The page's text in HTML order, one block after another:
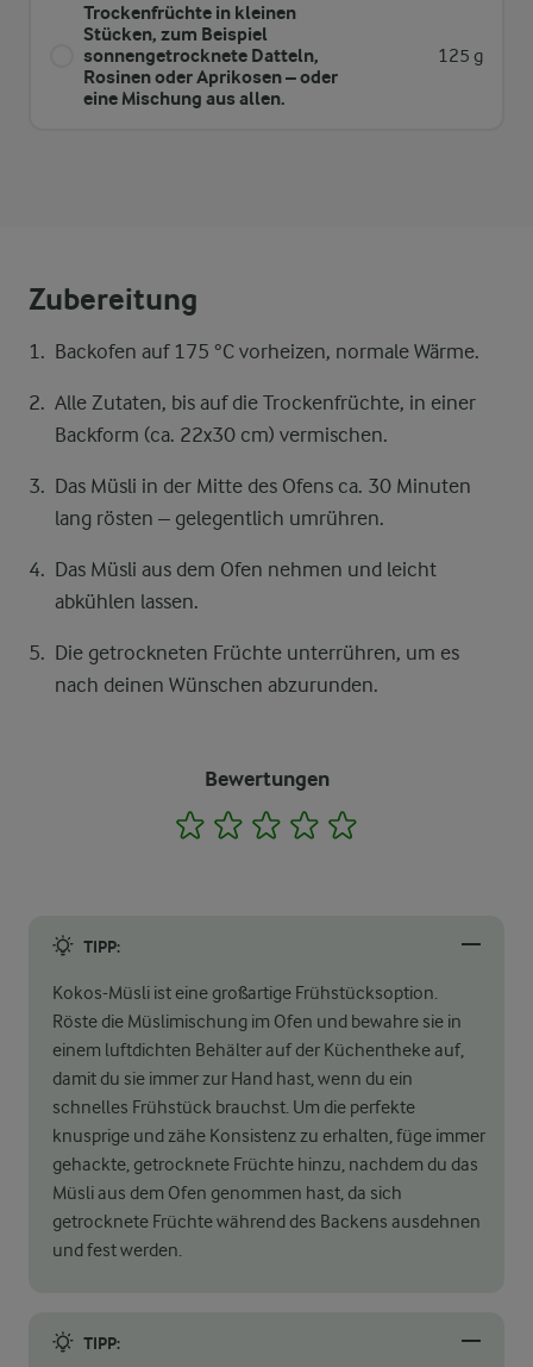
Trockenfrüchte in kleinen
Stücken, zum Beispiel
sonnengetrocknete Datteln,
Rosinen oder Aprikosen – oder
eine Mischung aus allen.
125 g
Zubereitung
Backofen auf 175 °C vorheizen, normale Wärme.
Alle Zutaten, bis auf die Trockenfrüchte, in einer
Backform (ca. 22x30 cm) vermischen.
Das Müsli in der Mitte des Ofens ca. 30 Minuten
lang rösten – gelegentlich umrühren.
Das Müsli aus dem Ofen nehmen und leicht
abkühlen lassen.
Die getrockneten Früchte unterrühren, um es
nach deinen Wünschen abzurunden.
Bewertungen
1 2 3 4
TIPP:
Kokos-Müsli ist eine großartige Frühstücksoption.
Röste die Müslimischung im Ofen und bewahre sie in
einem luftdichten Behälter auf der Küchentheke auf,
damit du sie immer zur Hand hast, wenn du ein
schnelles Frühstück brauchst. Um die perfekte
knusprige und zähe Konsistenz zu erhalten, füge immer
gehackte, getrocknete Früchte hinzu, nachdem du das
Müsli aus dem Ofen genommen hast, da sich
getrocknete Früchte während des Backens ausdehnen
und fest werden.
TIPP: